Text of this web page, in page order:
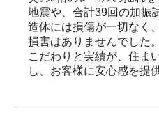
地震や、合計39回の加振
造体には損傷が一切なく
損害はありませんでした
こだわりと実績が、住ま
し、お客様に安心感を提